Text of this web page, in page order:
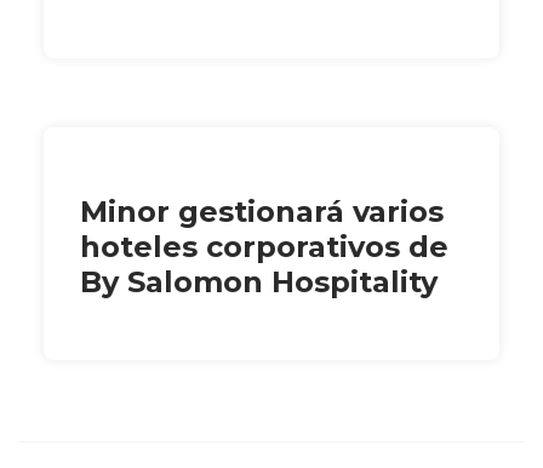
Minor gestionará varios
hoteles corporativos de
By Salomon Hospitality